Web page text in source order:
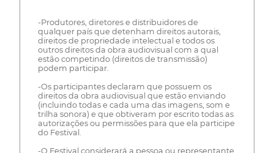
-Produtores, diretores e distribuidores de
qualquer país que detenham direitos autorais,
direitos de propriedade intelectual e todos os
outros direitos da obra audiovisual com a qual
estão competindo (direitos de transmissão)
podem participar.
-Os participantes declaram que possuem os
direitos da obra audiovisual que estão enviando
(incluindo todas e cada uma das imagens, som e
trilha sonora) e que obtiveram por escrito todas as
autorizações ou permissões para que ela participe
do Festival.
-O Festival considerará a pessoa ou representante